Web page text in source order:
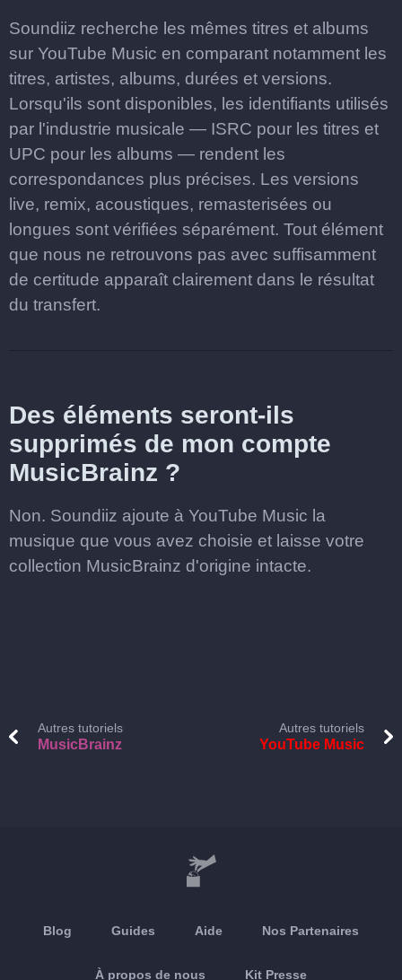
Soundiiz recherche les mêmes titres et albums
sur YouTube Music en comparant notamment les
titres, artistes, albums, durées et versions.
Lorsqu'ils sont disponibles, les identifiants utilisés
par l'industrie musicale — ISRC pour les titres et
UPC pour les albums — rendent les
correspondances plus précises. Les versions
live, remix, acoustiques, remasterisées ou
longues sont vérifiées séparément. Tout élément
que nous ne retrouvons pas avec suffisamment
de certitude apparaît clairement dans le résultat
du transfert.
Des éléments seront-ils
supprimés de mon compte
MusicBrainz ?
Non. Soundiiz ajoute à YouTube Music la
musique que vous avez choisie et laisse votre
collection MusicBrainz d'origine intacte.
Autres tutoriels
MusicBrainz
Autres tutoriels
YouTube Music
Blog Guides Aide Nos Partenaires
À propos de nous Kit Presse